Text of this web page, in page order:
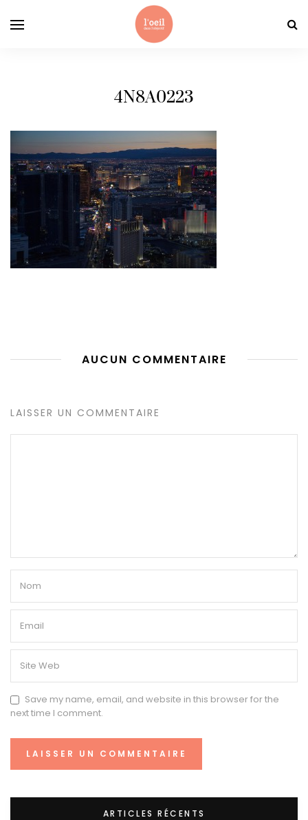
4N8A0223
AUCUN COMMENTAIRE
LAISSER UN COMMENTAIRE
Save my name, email, and website in this browser for the
next time I comment.
ARTICLES RÉCENTS